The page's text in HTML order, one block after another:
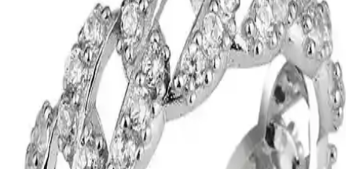
Aurrari Güneş Figürlü Altın Kaplama Küpe: Zarif
ve Enerjik Takı Seçeneği
Aurrari'nin güneş figürlü altın kaplama küpesi, zarif tasarımı ve
yüksek kaliteli malzemeleriyle şıklık ve pozitif enerji sunar.
Kullanımı kolay, dayanıklı ve hassas ciltlere uygun olup, günlük ve
özel günler için ideal bir seçimdir.
Aurrari 2'li Gold Renk Kuzey Yıldızı Earcuff: Şıklık
ve Çok Yönlülük Sunan Özel Takı